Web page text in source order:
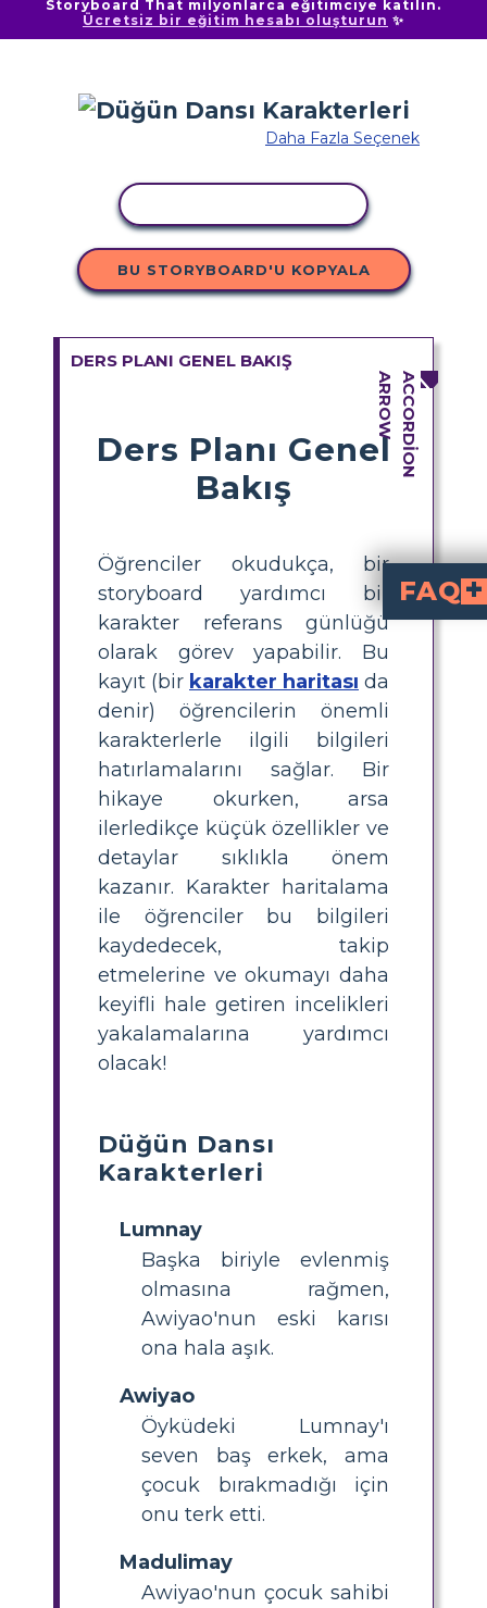
Storyboard That milyonlarca eğitimciye katılın.
Ücretsiz bir eğitim hesabı oluşturun ✨
Daha Fazla Seçenek
BU STORYBOARD'U KOPYALA
DERS PLANI GENEL BAKIŞ
Ders Planı Genel
Bakış
Öğrenciler okudukça, bir
storyboard yardımcı bir
karakter referans günlüğü
olarak görev yapabilir. Bu
kayıt (bir karakter haritası da
denir) öğrencilerin önemli
karakterlerle ilgili bilgileri
hatırlamalarını sağlar. Bir
hikaye okurken, arsa
ilerledikçe küçük özellikler ve
detaylar sıklıkla önem
kazanır. Karakter haritalama
ile öğrenciler bu bilgileri
kaydedecek, takip
etmelerine ve okumayı daha
keyifli hale getiren incelikleri
yakalamalarına yardımcı
olacak!
Düğün Dansı
Karakterleri
Lumnay
Başka biriyle evlenmiş
olmasına rağmen,
Awiyao'nun eski karısı
ona hala aşık.
Awiyao
Öyküdeki Lumnay'ı
seven baş erkek, ama
çocuk bırakmadığı için
onu terk etti.
Madulimay
Awiyao'nun çocuk sahibi
FAQ